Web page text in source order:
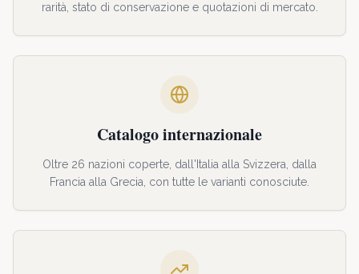
rarità, stato di conservazione e quotazioni di mercato.
Catalogo internazionale
Oltre 26 nazioni coperte, dall'Italia alla Svizzera, dalla
Francia alla Grecia, con tutte le varianti conosciute.